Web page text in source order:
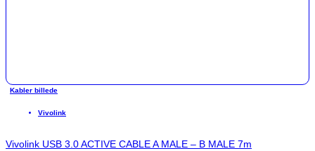
Kabler billede
Vivolink
Vivolink USB 3.0 ACTIVE CABLE A MALE – B MALE 7m